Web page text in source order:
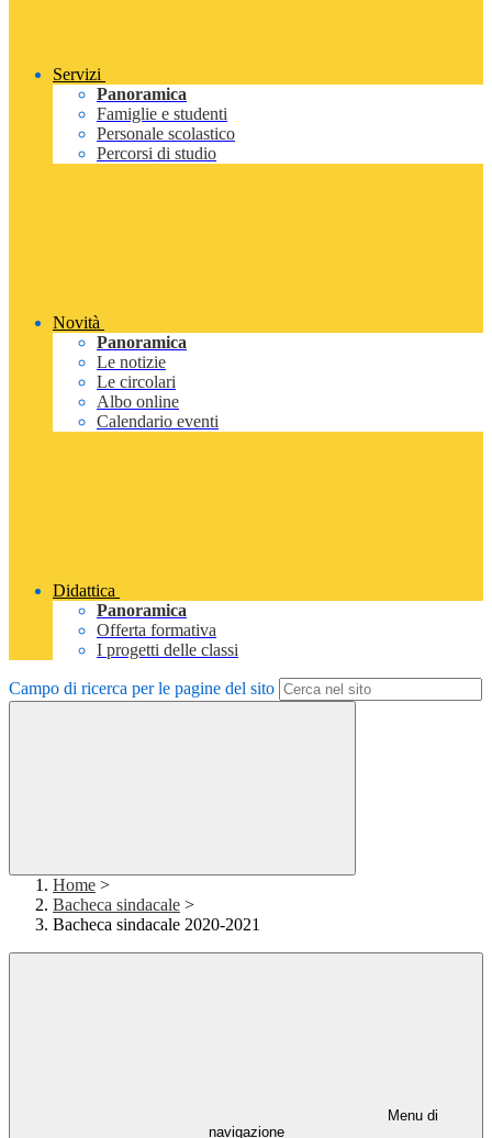
Servizi
Panoramica
Famiglie e studenti
Personale scolastico
Percorsi di studio
Novità
Panoramica
Le notizie
Le circolari
Albo online
Calendario eventi
Didattica
Panoramica
Offerta formativa
I progetti delle classi
Campo di ricerca per le pagine del sito
Home >
Bacheca sindacale >
Bacheca sindacale 2020-2021
Menu di
navigazione